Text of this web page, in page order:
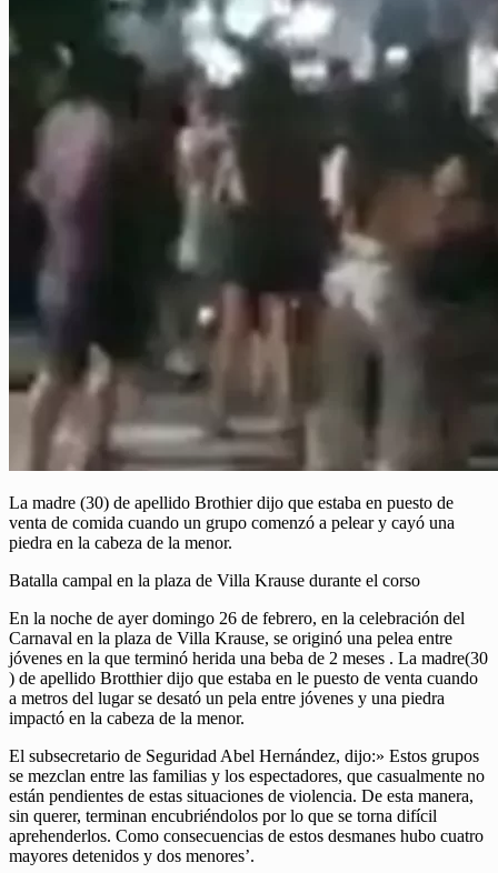
La madre (30) de apellido Brothier dijo que estaba en puesto de
venta de comida cuando un grupo comenzó a pelear y cayó una
piedra en la cabeza de la menor.
Batalla campal en la plaza de Villa Krause durante el corso
En la noche de ayer domingo 26 de febrero, en la celebración del
Carnaval en la plaza de Villa Krause, se originó una pelea entre
jóvenes en la que terminó herida una beba de 2 meses . La madre(30
) de apellido Brotthier dijo que estaba en le puesto de venta cuando
a metros del lugar se desató un pela entre jóvenes y una piedra
impactó en la cabeza de la menor.
El subsecretario de Seguridad Abel Hernández, dijo:» Estos grupos
se mezclan entre las familias y los espectadores, que casualmente no
están pendientes de estas situaciones de violencia. De esta manera,
sin querer, terminan encubriéndolos por lo que se torna difícil
aprehenderlos. Como consecuencias de estos desmanes hubo cuatro
mayores detenidos y dos menores’.